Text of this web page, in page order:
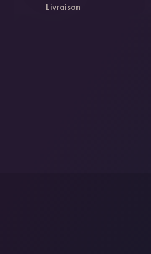
Livraison